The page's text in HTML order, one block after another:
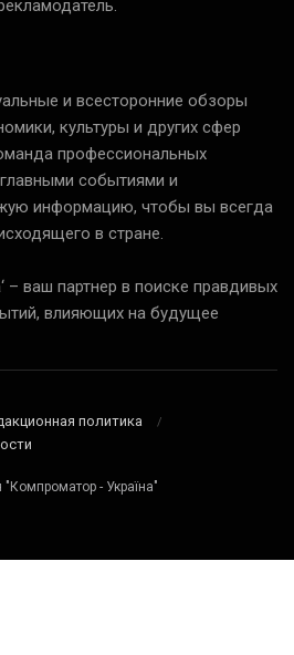
и всесторонние обзоры
культуры и других сфер
профессиональных
событиями и
информацию, чтобы вы всегда
в стране.
‘ – ваш партнер в поиске правдивых
влияющих на будущее
политика
- Україна"